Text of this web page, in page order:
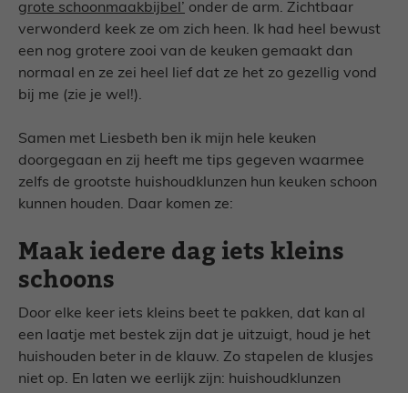
grote schoonmaakbijbel’ onder de arm. Zichtbaar
verwonderd keek ze om zich heen. Ik had heel bewust
een nog grotere zooi van de keuken gemaakt dan
normaal en ze zei heel lief dat ze het zo gezellig vond
bij me (zie je wel!).
Samen met Liesbeth ben ik mijn hele keuken
doorgegaan en zij heeft me tips gegeven waarmee
zelfs de grootste huishoudklunzen hun keuken schoon
kunnen houden. Daar komen ze:
Maak iedere dag iets kleins
schoons
Door elke keer iets kleins beet te pakken, dat kan al
een laatje met bestek zijn dat je uitzuigt, houd je het
huishouden beter in de klauw. Zo stapelen de klusjes
niet op. En laten we eerlijk zijn: huishoudklunzen